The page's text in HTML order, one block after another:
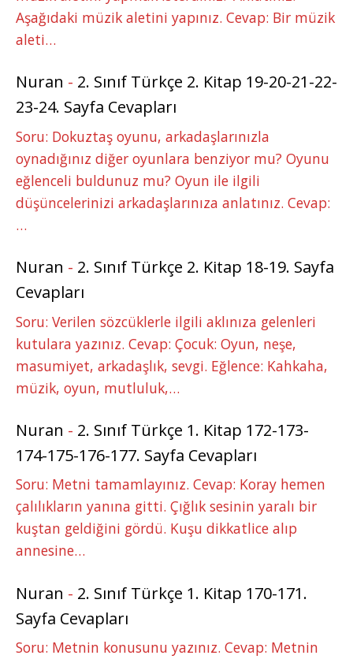
Aşağıdaki müzik aletini yapınız. Cevap: Bir müzik
aleti…
Nuran - 2. Sınıf Türkçe 2. Kitap 19-20-21-22-
23-24. Sayfa Cevapları
Soru: Dokuztaş oyunu, arkadaşlarınızla
oynadığınız diğer oyunlara benziyor mu? Oyunu
eğlenceli buldunuz mu? Oyun ile ilgili
düşüncelerinizi arkadaşlarınıza anlatınız. Cevap:
…
Nuran - 2. Sınıf Türkçe 2. Kitap 18-19. Sayfa
Cevapları
Soru: Verilen sözcüklerle ilgili aklınıza gelenleri
kutulara yazınız. Cevap: Çocuk: Oyun, neşe,
masumiyet, arkadaşlık, sevgi. Eğlence: Kahkaha,
müzik, oyun, mutluluk,…
Nuran - 2. Sınıf Türkçe 1. Kitap 172-173-
174-175-176-177. Sayfa Cevapları
Soru: Metni tamamlayınız. Cevap: Koray hemen
çalılıkların yanına gitti. Çığlık sesinin yaralı bir
kuştan geldiğini gördü. Kuşu dikkatlice alıp
annesine…
Nuran - 2. Sınıf Türkçe 1. Kitap 170-171.
Sayfa Cevapları
Soru: Metnin konusunu yazınız. Cevap: Metnin